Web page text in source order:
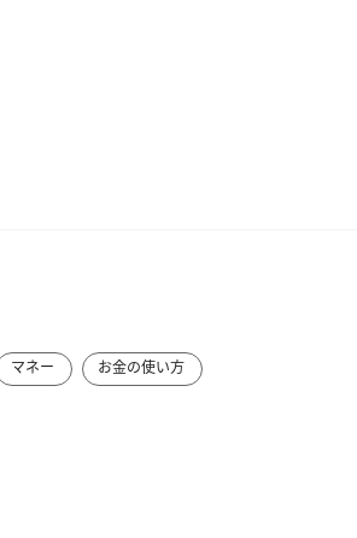
マネー お金の使い方